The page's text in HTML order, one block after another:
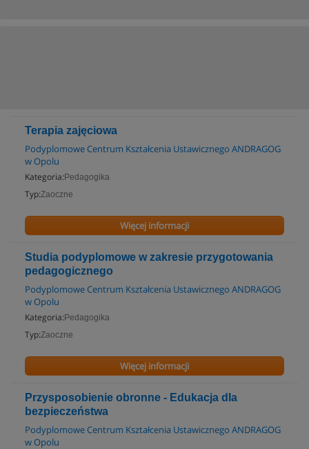
Terapia zajęciowa
Podyplomowe Centrum Kształcenia Ustawicznego ANDRAGOG
w Opolu
Kategoria: Pedagogika
Typ:Zaoczne
Więcej informacji
Studia podyplomowe w zakresie przygotowania
pedagogicznego
Podyplomowe Centrum Kształcenia Ustawicznego ANDRAGOG
w Opolu
Kategoria: Pedagogika
Typ:Zaoczne
Więcej informacji
Przysposobienie obronne - Edukacja dla
bezpieczeństwa
Podyplomowe Centrum Kształcenia Ustawicznego ANDRAGOG
w Opolu